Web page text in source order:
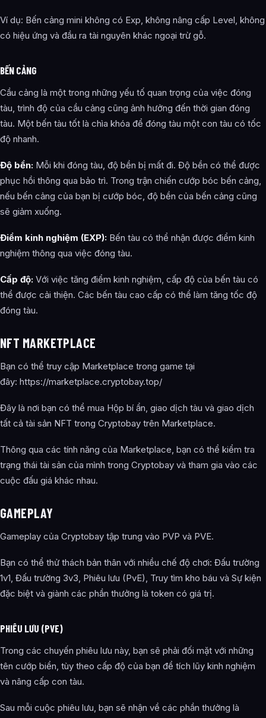
Ví dụ: Bến cảng mini không có Exp, không nâng cấp Level, không
có hiệu ứng và đầu ra tài nguyên khác ngoại trừ gỗ.
BẾN CẢNG
Cầu cảng là một trong những yếu tố quan trọng của việc đóng
tàu, trình độ của cầu cảng cũng ảnh hưởng đến thời gian đóng
tàu. Một bến tàu tốt là chìa khóa để đóng tàu một con tàu có tốc
độ nhanh.
Độ bền: Mỗi khi đóng tàu, độ bền bị mất đi. Độ bền có thể được
phục hồi thông qua bảo trì. Trong trận chiến cướp bóc bến cảng,
nếu bến cảng của bạn bị cướp bóc, độ bền của bến cảng cũng
sẽ giảm xuống.
Điểm kinh nghiệm (EXP): Bến tàu có thể nhận được điểm kinh
nghiệm thông qua việc đóng tàu.
Cấp độ: Với việc tăng điểm kinh nghiệm, cấp độ của bến tàu có
thể được cải thiện. Các bến tàu cao cấp có thể làm tăng tốc độ
đóng tàu.
NFT MARKETPLACE
Bạn có thể truy cập Marketplace trong game tại
đây: https://marketplace.cryptobay.top/
Đây là nơi bạn có thể mua Hộp bí ẩn, giao dịch tàu và giao dịch
tất cả tài sản NFT trong Cryptobay trên Marketplace.
Thông qua các tính năng của Marketplace, bạn có thể kiểm tra
trạng thái tài sản của mình trong Cryptobay và tham gia vào các
cuộc đấu giá khác nhau.
GAMEPLAY
Gameplay của Cryptobay tập trung vào PVP và PVE.
Bạn có thể thử thách bản thân với nhiều chế độ chơi: Đấu trường
1v1, Đấu trường 3v3, Phiêu lưu (PvE), Truy tìm kho báu và Sự kiện
đặc biệt và giành các phần thưởng là token có giá trị.
PHIÊU LƯU (PVE)
Trong các chuyến phiêu lưu này, bạn sẽ phải đối mặt với những
tên cướp biển, tùy theo cấp độ của bạn để tích lũy kinh nghiệm
và nâng cấp con tàu.
Sau mỗi cuộc phiêu lưu, bạn sẽ nhận về các phần thưởng là